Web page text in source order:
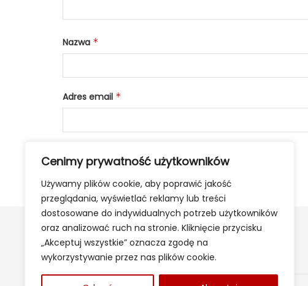
Cenimy prywatność użytkowników
Używamy plików cookie, aby poprawić jakość
przeglądania, wyświetlać reklamy lub treści
dostosowane do indywidualnych potrzeb użytkowników
oraz analizować ruch na stronie. Kliknięcie przycisku
„Akceptuj wszystkie” oznacza zgodę na
wykorzystywanie przez nas plików cookie.
Nazwa *
Adres email *